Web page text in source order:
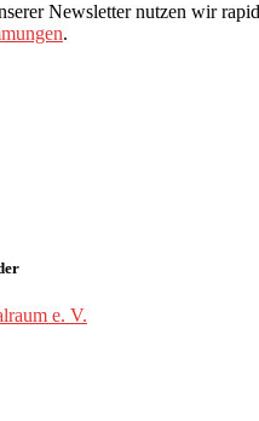
Newsletter nutzen wir
.
e. V.